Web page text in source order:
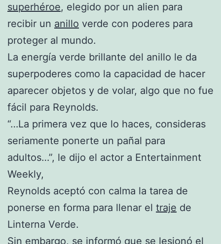
superhéroe, elegido por un alien para
recibir un anillo verde con poderes para
proteger al mundo.
La energía verde brillante del anillo le da
superpoderes como la capacidad de hacer
aparecer objetos y de volar, algo que no fue
fácil para Reynolds.
“…La primera vez que lo haces, consideras
seriamente ponerte un pañal para
adultos…”, le dijo el actor a Entertainment
Weekly,
Reynolds aceptó con calma la tarea de
ponerse en forma para llenar el traje de
Linterna Verde.
Sin embargo, se informó que se lesionó el